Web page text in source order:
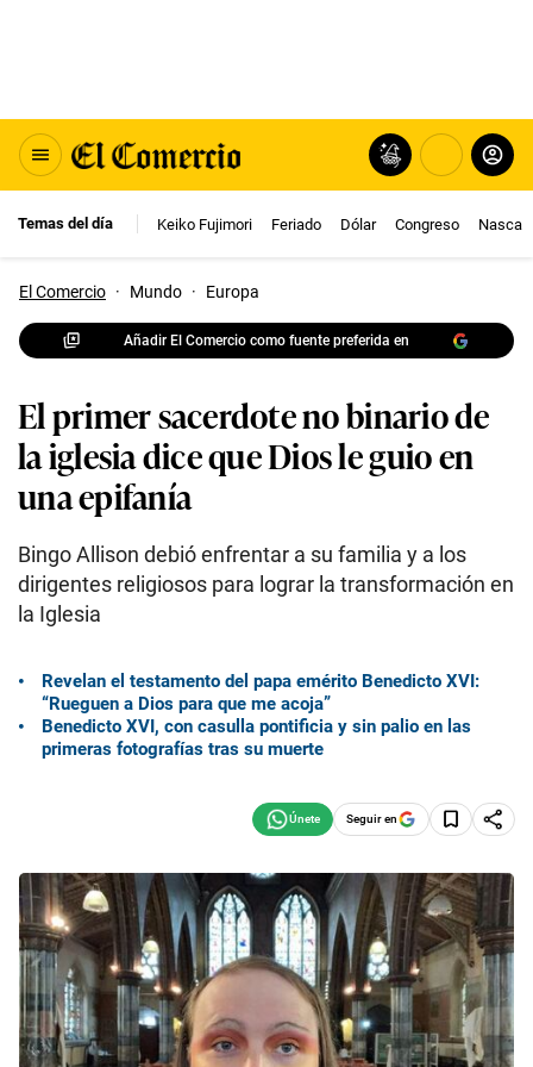
Temas del día Keiko Fujimori Feriado Dólar Congreso Nasca
El Comercio · Mundo · Europa
Añadir El Comercio como fuente preferida en
El primer sacerdote no binario de
la iglesia dice que Dios le guio en
una epifanía
Bingo Allison debió enfrentar a su familia y a los
dirigentes religiosos para lograr la transformación en
la Iglesia
Revelan el testamento del papa emérito Benedicto XVI:
“Rueguen a Dios para que me acoja”
Benedicto XVI, con casulla pontificia y sin palio en las
primeras fotografías tras su muerte
Seguir en